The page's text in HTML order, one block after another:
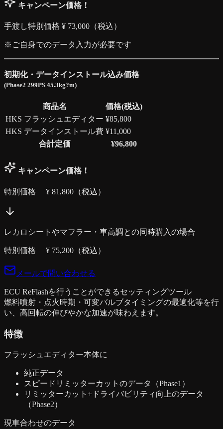
キャンペーン価格！
手渡し特別価格 ¥ 73,000 （税込）
※ご自身でのデータ入力が必要です
初期化・データインストール込み価格
(Phase2 299PS 45.3kg?m)
商品名
価格(税込)
HKS フラッシュエディター ¥85,800
HKS データインストール費 ¥11,000
合計定価
¥96,800
キャンペーン価格！
特別価格 ¥ 81,800 （税込）
レカロシートやマフラー・車高調との同時購入の場合
特別価格 ¥ 75,200 （税込）
メールで問い合わせる
ECU ReFlashを行うことができるセッティングツール
燃料噴射・点火時期・可変バルブタイミングの最適化等を行
い、高回転の伸びやかな加速が味わえます。
特徴
フラッシュエディター本体に
純正データ
スピードリミッターカットのデータ（Phase1）
リミッターカット+ドライバビリティ向上のデータ
（Phase2）
現車合わせのデータ